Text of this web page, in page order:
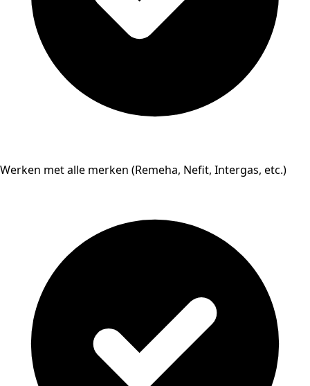
Werken met alle merken (Remeha, Nefit, Intergas, etc.)